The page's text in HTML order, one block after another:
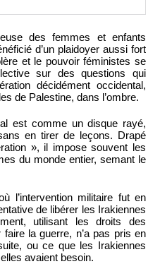
des femmes et enfants
d’un plaidoyer aussi fort
et le pouvoir féministes se
sur des questions qui
décidément occidental,
de Palestine, dans l’ombre.
est comme un disque rayé,
en tirer de leçons. Drapé
», il impose souvent les
du monde entier, semant le
l’intervention militaire fut en
de libérer les Irakiennes
utilisant les droits des
la guerre, n’a pas pris en
ou ce que les Irakiennes
avaient besoin.